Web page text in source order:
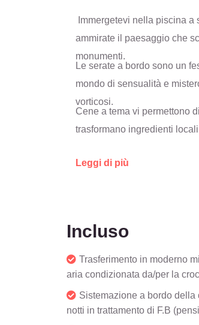
Immergetevi nella piscina
ammirate il paesaggio che
monumenti.
Le serate a bordo sono un
mondo di sensualità e
vorticosi.
Cene a tema vi permettono
trasformano ingredienti
Leggi di più
Incluso
Trasferimento in moderno
aria condizionata da/per la
Sistemazione a bordo della
notti in trattamento di F.B